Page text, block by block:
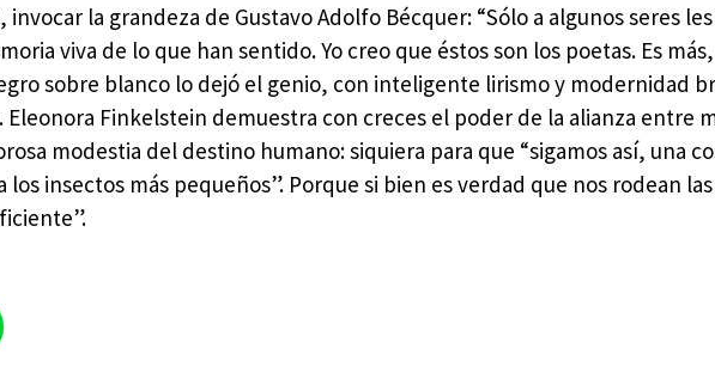
la grandeza de Gustavo Adolfo Bécquer: “Sólo a algunos seres
viva de lo que han sentido. Yo creo que éstos son los poetas. Es
sobre blanco lo dejó el genio, con inteligente lirismo y modernidad
Eleonora Finkelstein demuestra con creces el poder de la alianza entre
modestia del destino humano: siquiera para que “sigamos así, una
insectos más pequeños”. Porque si bien es verdad que nos rodean